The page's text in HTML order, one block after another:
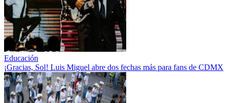
Educación
¡Gracias, Sol! Luis Miguel abre dos fechas más para fans de CDMX